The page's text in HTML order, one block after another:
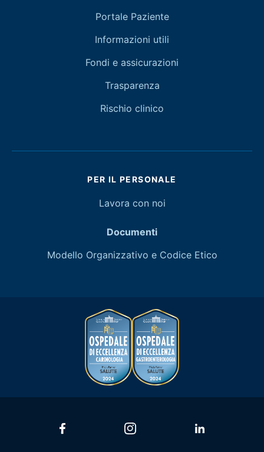
Portale Paziente
Informazioni utili
Fondi e assicurazioni
Trasparenza
Rischio clinico
PER IL PERSONALE
Lavora con noi
Documenti
Modello Organizzativo e Codice Etico